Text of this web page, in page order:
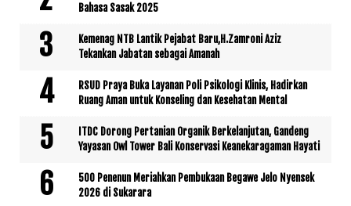
Bahasa Sasak 2025
Kemenag NTB Lantik Pejabat Baru,H.Zamroni Aziz
Tekankan Jabatan sebagai Amanah
RSUD Praya Buka Layanan Poli Psikologi Klinis, Hadirkan
Ruang Aman untuk Konseling dan Kesehatan Mental
ITDC Dorong Pertanian Organik Berkelanjutan, Gandeng
Yayasan Owl Tower Bali Konservasi Keanekaragaman Hayati
500 Penenun Meriahkan Pembukaan Begawe Jelo Nyensek
2026 di Sukarara